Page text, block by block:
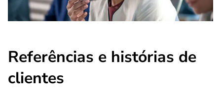
Referências e histórias de
clientes